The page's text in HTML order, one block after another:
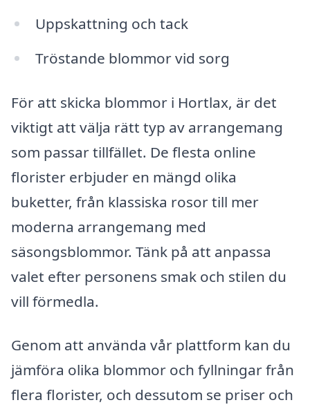
Uppskattning och tack
Tröstande blommor vid sorg
För att skicka blommor i Hortlax, är det
viktigt att välja rätt typ av arrangemang
som passar tillfället. De flesta online
florister erbjuder en mängd olika
buketter, från klassiska rosor till mer
moderna arrangemang med
säsongsblommor. Tänk på att anpassa
valet efter personens smak och stilen du
vill förmedla.
Genom att använda vår plattform kan du
jämföra olika blommor och fyllningar från
flera florister, och dessutom se priser och